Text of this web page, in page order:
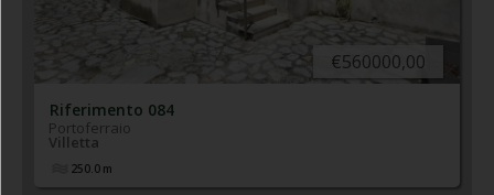
€560000,00
Riferimento 084
Portoferraio
Villetta
250.0 m